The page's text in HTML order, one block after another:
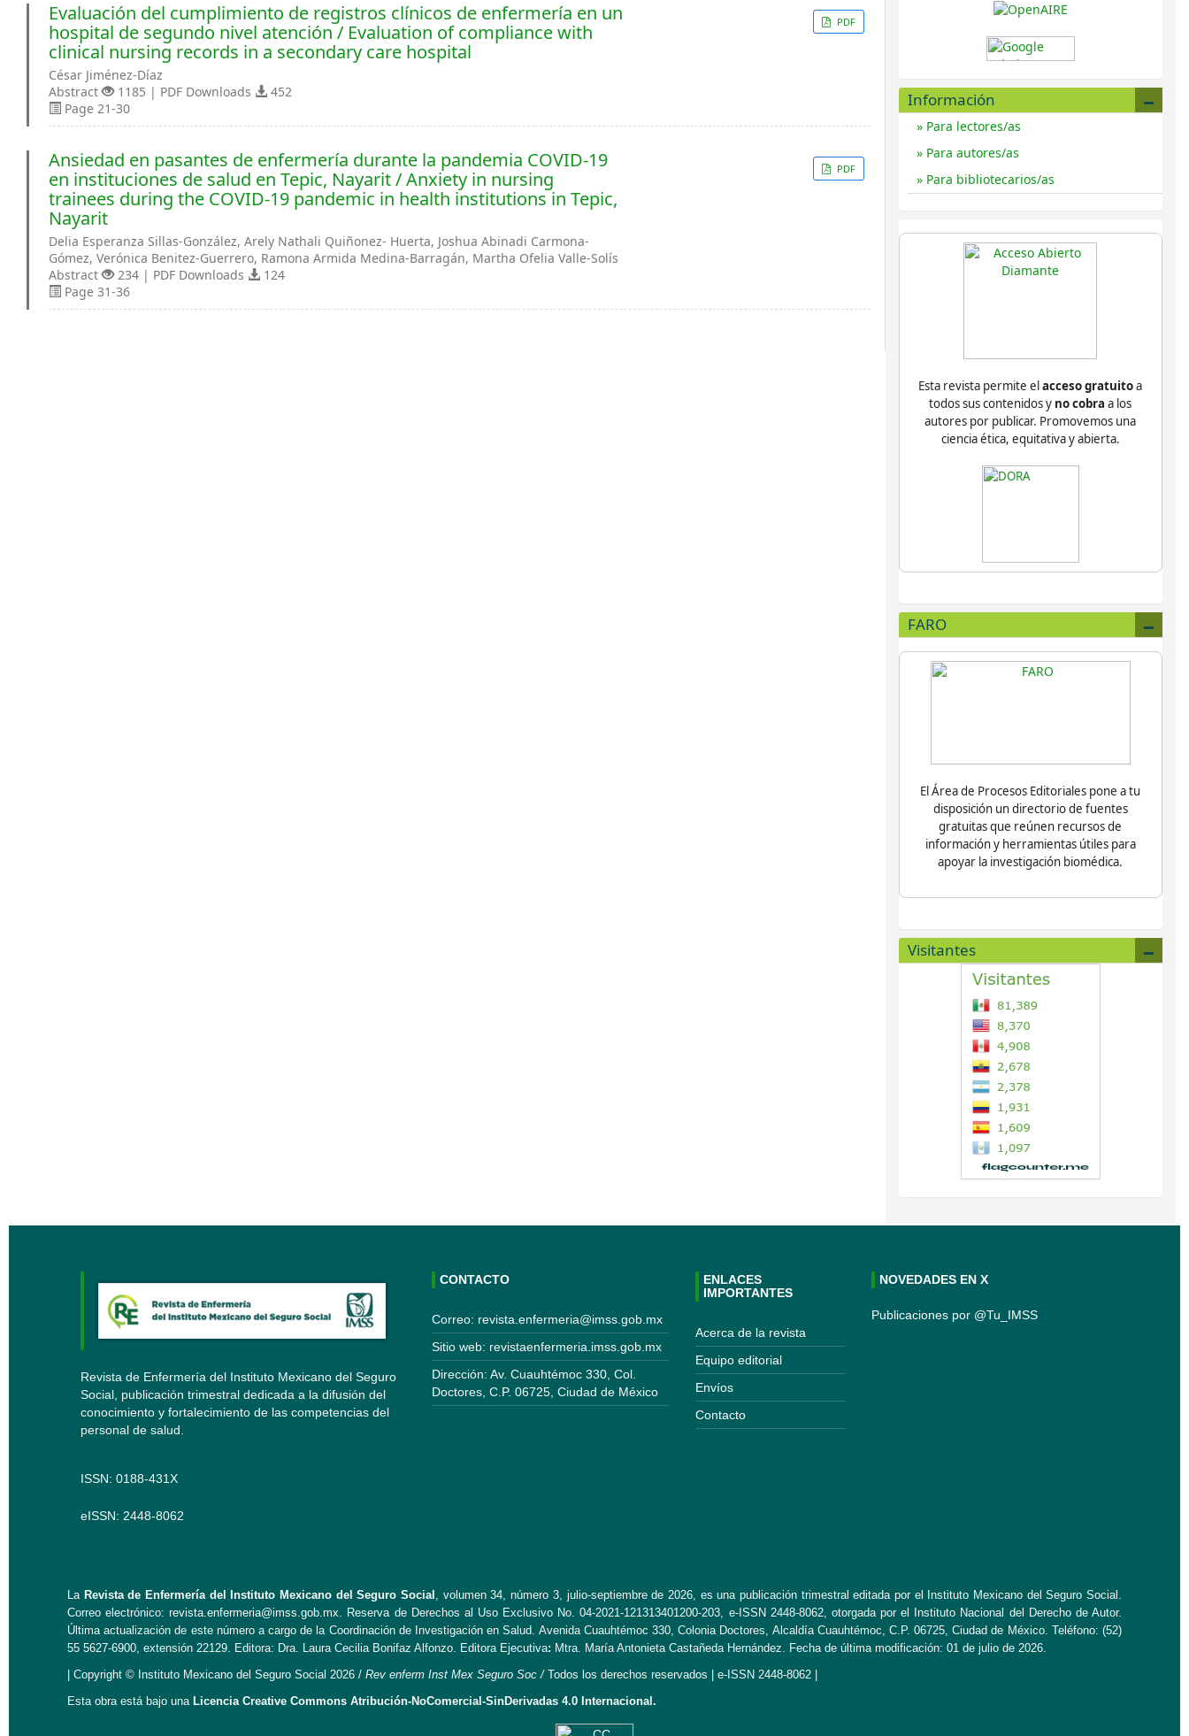
Evaluación del cumplimiento de registros clínicos de enfermería en un
hospital de segundo nivel atención / Evaluation of compliance with
clinical nursing records in a secondary care hospital
César Jiménez-Díaz
Abstract
1185 | PDF Downloads
452
Page 21-30
PDF
Ansiedad en pasantes de enfermería durante la pandemia COVID-19
en instituciones de salud en Tepic, Nayarit / Anxiety in nursing
trainees during the COVID-19 pandemic in health institutions in Tepic,
Nayarit
Delia Esperanza Sillas-González, Arely Nathali Quiñonez- Huerta, Joshua Abinadi Carmona-
Gómez, Verónica Benitez-Guerrero, Ramona Armida Medina-Barragán, Martha Ofelia Valle-Solís
Abstract
234 | PDF Downloads
124
Page 31-36
PDF
Información
Para lectores/as
Para autores/as
Para bibliotecarios/as
Esta revista permite elacceso gratuitoa
todos sus contenidos y no cobra a los
autores por publicar. Promovemos una
ciencia ética, equitativa y abierta.
FARO
El Área de Procesos Editoriales pone a tu
disposición un directorio de fuentes
gratuitas que reúnen recursos de
información y herramientas útiles para
apoyar la investigación biomédica.
Visitantes
Revista de Enfermería del Instituto Mexicano del Seguro
Social, publicación trimestral dedicada a la difusión del
conocimiento y fortalecimiento de las competencias del
personal de salud.
ISSN: 0188-431X
eISSN: 2448-8062
CONTACTO
Correo: revista.enfermeria@imss.gob.mx
Sitio web: revistaenfermeria.imss.gob.mx
Dirección: Av. Cuauhtémoc 330, Col.
Doctores, C.P. 06725, Ciudad de México
ENLACES
IMPORTANTES
Acerca de la revista
Equipo editorial
Envíos
Contacto
NOVEDADES EN X
Publicaciones por @Tu_IMSS
La Revista de Enfermería del Instituto Mexicano del Seguro Social , volumen 34, número 3, julio-septiembre de 2026, es una publicación trimestral editada por el Instituto Mexicano del Seguro Social.
Correo electrónico:revista.enfermeria@imss.gob.mx. Reserva de Derechos al Uso Exclusivo No. 04-2021-121313401200-203, e-ISSN 2448-8062, otorgada por el Instituto Nacional del Derecho de Autor.
Última actualización de este número a cargo de la Coordinación de Investigación en Salud. Avenida Cuauhtémoc 330, Colonia Doctores, Alcaldía Cuauhtémoc, C.P. 06725, Ciudad de México. Teléfono: (52)
55 5627-6900, extensión 22129. Editora: Dra. Laura Cecilia Bonifaz Alfonzo. Editora Ejecutiva: Mtra. María Antonieta Castañeda Hernández. Fecha de última modificación: 01 de julio de 2026.
| Copyright © Instituto Mexicano del Seguro Social 2026 / Rev enferm Inst Mex Seguro Soc / Todos los derechos reservados | e-ISSN 2448-8062 |
Esta obra está bajo una Licencia Creative Commons Atribución-NoComercial-SinDerivadas 4.0 Internacional.